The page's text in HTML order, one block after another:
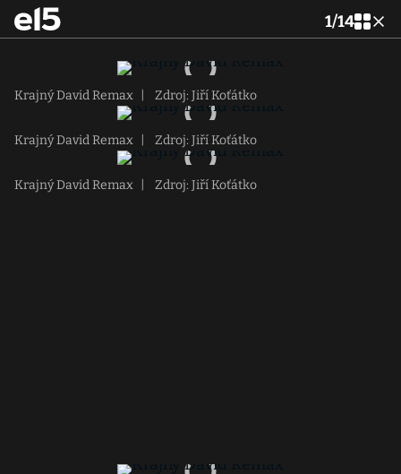
1/14
Krajný David Remax Zdroj: Jiří Koťátko
Krajný David Remax Zdroj: Jiří Koťátko
Krajný David Remax Zdroj: Jiří Koťátko